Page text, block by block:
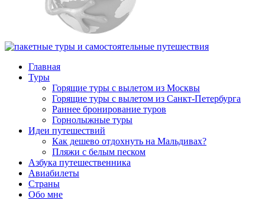
Главная
Туры
Горящие туры с вылетом из Москвы
Горящие туры с вылетом из Санкт-Петербурга
Раннее бронирование туров
Горнолыжные туры
Идеи путешествий
Как дешево отдохнуть на Мальдивах?
Пляжи с белым песком
Азбука путешественника
Авиабилеты
Страны
Обо мне